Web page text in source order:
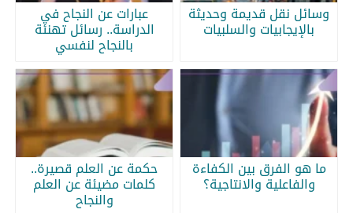
وسائل نقل قديمة وحديثة
بالإيجابيات والسلبيات
عبارات عن النجاح في
الدراسة.. رسائل تهنئة
بالنجاح لنفسي
ما هو الفرق بين الكفاءة
والفاعلية والانتاجية؟
حكمة عن العلم قصيرة..
كلمات مضيئة عن العلم
والنجاح